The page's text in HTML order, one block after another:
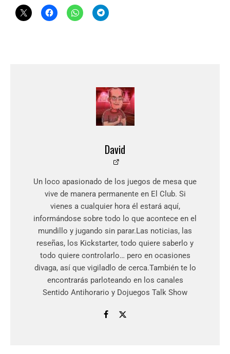
David
Un loco apasionado de los juegos de mesa que
vive de manera permanente en El Club. Si
vienes a cualquier hora él estará aquí,
informándose sobre todo lo que acontece en el
mundillo y jugando sin parar.Las noticias, las
reseñas, los Kickstarter, todo quiere saberlo y
todo quiere controlarlo… pero en ocasiones
divaga, así que vigiladlo de cerca.También te lo
encontrarás parloteando en los canales
Sentido Antihorario y Dojuegos Talk Show